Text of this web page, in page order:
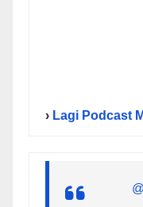
› Lagi Podcast